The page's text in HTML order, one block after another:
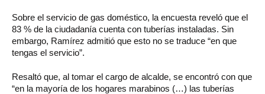
Sobre el servicio de gas doméstico, la encuesta reveló que el
83 % de la ciudadanía cuenta con tuberías instaladas. Sin
embargo, Ramírez admitió que esto no se traduce “en que
tengas el servicio”.
Resaltó que, al tomar el cargo de alcalde, se encontró con que
“en la mayoría de los hogares marabinos (…) las tuberías